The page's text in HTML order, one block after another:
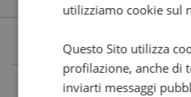
utilizziamo cookie sul
Questo Sito utilizza
profilazione, anche di
inviarti messaggi